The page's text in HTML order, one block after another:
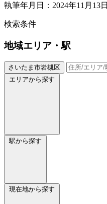
執筆年月日：2024年11月13日
検索条件
地域エリア・駅
さいたま市岩槻区
エリアから探す
駅から探す
現在地から探す